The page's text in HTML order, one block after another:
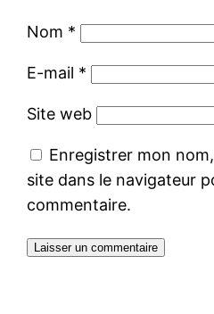
Nom *
E-mail *
Site web
Enregistrer mon
site dans le navigateur
commentaire.